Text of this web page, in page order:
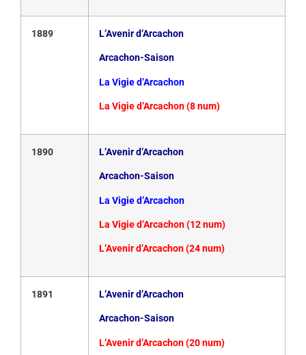
1889 L’Avenir d’Arcachon
Arcachon-Saison
La Vigie d’Arcachon
La Vigie d’Arcachon (8 num)
1890 L’Avenir d’Arcachon
Arcachon-Saison
La Vigie d’Arcachon
La Vigie d’Arcachon (12 num)
L’Avenir d’Arcachon (24 num)
1891 L’Avenir d’Arcachon
Arcachon-Saison
L’Avenir d’Arcachon (20 num)